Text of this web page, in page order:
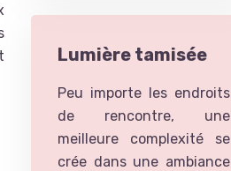
Lumière tamisée
Peu importe les endroits
de rencontre, une
meilleure complexité se
crée dans une ambiance